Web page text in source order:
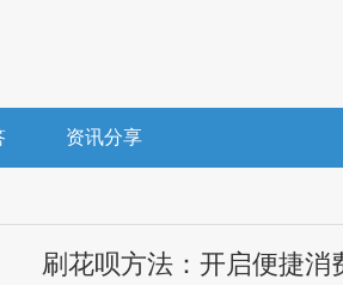
资讯分享
刷花呗方法：开启便捷消